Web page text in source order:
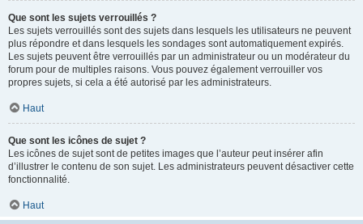
Que sont les sujets verrouillés ?
Les sujets verrouillés sont des sujets dans lesquels les utilisateurs ne peuvent
plus répondre et dans lesquels les sondages sont automatiquement expirés.
Les sujets peuvent être verrouillés par un administrateur ou un modérateur du
forum pour de multiples raisons. Vous pouvez également verrouiller vos
propres sujets, si cela a été autorisé par les administrateurs.
Haut
Que sont les icônes de sujet ?
Les icônes de sujet sont de petites images que l’auteur peut insérer afin
d’illustrer le contenu de son sujet. Les administrateurs peuvent désactiver cette
fonctionnalité.
Haut